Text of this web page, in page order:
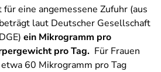
eine angemessene Zufuhr (aus
laut Deutscher Gesellschaft
ein Mikrogramm pro
pro Tag. Für Frauen
60 Mikrogramm pro Tag